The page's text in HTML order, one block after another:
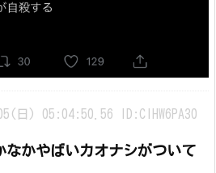
日) 05:04:50.56 ID:ClHW6PA30
なかやばいカオナシがついて